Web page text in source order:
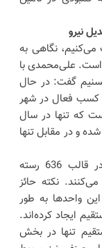
نیرو
نگاهی به
است. علی‌محمدی با
گفت: در حال
پروانه کسب فعال در شهر
که تنها در سال
صادر شده و در مقابل تنها
به گفته علی‌محمدی، این واحدهای صنفی در قالب 636 رسته
می‌کنند. نکته حائز
واحدها به طور
ایجاد کرده‌اند.
هزار شغل مستقیم تنها در بخش